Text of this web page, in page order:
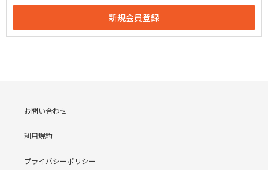
お問い合わせ
利用規約
プライバシーポリシー